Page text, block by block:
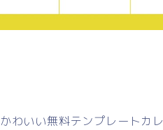
わいい無料テンプレートカ